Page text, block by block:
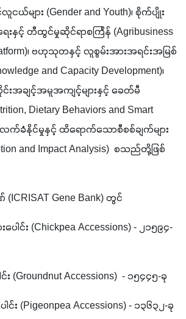
လူငယ်များ (Gender and Youth)၊ စိုက်ပျိုး
းနှင့် တီထွင်မှုဆိုင်ရာစင်္ကြန် (Agribusiness
၊ ဗဟုသုတနှင့် လူစွမ်းအားအရင်းအမြစ်
and Capacity Development)၊
အချင့်အမူအကျင့်များနှင့် ခေတ်မီ
Dietary Behaviors and Smart
လက်ခံနိုင်မှုနှင့် ထိရောက်သောစီစစ်ချက်များ
and Impact Analysis)  စသည်တို့ဖြစ်
Gene Bank) တွင်
ပေါင်း (Chickpea Accessions) - ၂၁၅၉၄-
ါင်း (Groundnut Accessions)  - ၁၅၄၄၅-ခု
ေါင်း (Pigeonpea Accessions) - ၁၃၆၃၂-ခု